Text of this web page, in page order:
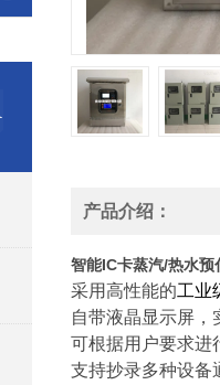
产品介绍：
智能IC卡蒸汽/热水预
采用高性能的工业
自带液晶显示屏，
可根据用户要求进
支持抄录多种设备